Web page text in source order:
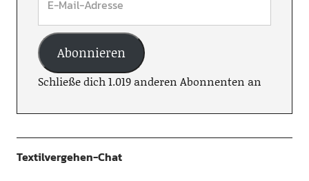
Abonnieren
Schließe dich 1.019 anderen Abonnenten an
Textilvergehen-Chat